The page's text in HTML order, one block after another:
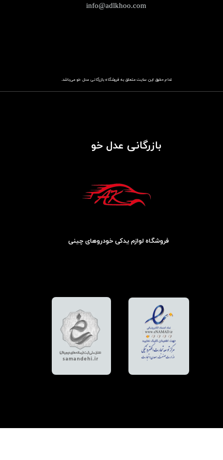
تمام حقوق این سایت متعلق به فروشگاهباز​​​​​​​رگانی عدل خو می‌باشد.
info@adlkhoo.com
بازرگانی عدل خو
فروشگاه لوازم یدکی خودروهای چینی